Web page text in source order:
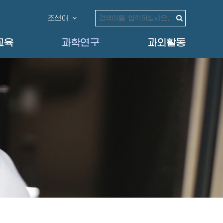
조선어
육 과학연구 과외활동